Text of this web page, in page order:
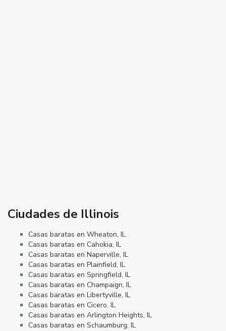
Ciudades de Illinois
Casas baratas en Wheaton, IL
Casas baratas en Cahokia, IL
Casas baratas en Naperville, IL
Casas baratas en Plainfield, IL
Casas baratas en Springfield, IL
Casas baratas en Champaign, IL
Casas baratas en Libertyville, IL
Casas baratas en Cicero, IL
Casas baratas en Arlington Heights, IL
Casas baratas en Schaumburg, IL